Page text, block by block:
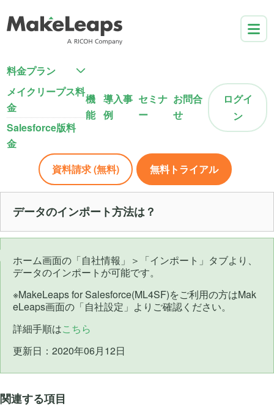
料金プラン
メイクリープス料
金
Salesforce版料
金
機
能
導入事
例
セミナ
ー
お問合
せ
ログイ
ン
資料請求 (無料) 無料トライアル
データのインポート方法は？
ホーム画面の「自社情報」＞「インポート」タブより、
データのインポートが可能です。
※MakeLeaps for Salesforce(ML4SF)をご利用の方はMak
eLeaps画面の「自社設定」よりご確認ください。
詳細手順はこちら
更新日：2020年06月12日
関連する項目